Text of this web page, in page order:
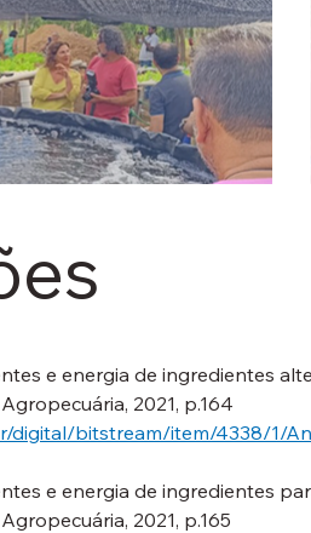
e energia de ingredientes
2021, p.164
digital/bitstream/item/4338/1/
e energia de ingredientes
2021, p.165